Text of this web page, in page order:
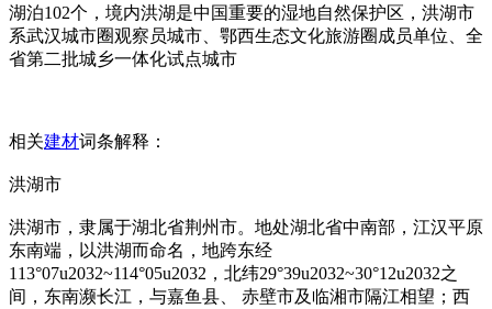
湖泊102个，境内洪湖是中国重要的湿地自然保护区，洪湖市
系武汉城市圈观察员城市、鄂西生态文化旅游圈成员单位、全
省第二批城乡一体化试点城市
相关建材词条解释：
洪湖市
洪湖市，隶属于湖北省荆州市。地处湖北省中南部，江汉平原
东南端，以洪湖而命名，地跨东经
113°07u2032~114°05u2032，北纬29°39u2032~30°12u2032之
间，东南濒长江，与嘉鱼县、 赤壁市及临湘市隔江相望；西